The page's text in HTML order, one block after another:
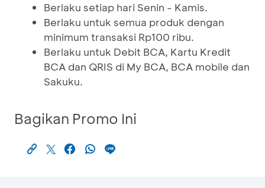
Berlaku setiap hari Senin - Kamis.
Berlaku untuk semua produk dengan
minimum transaksi Rp100 ribu.
Berlaku untuk Debit BCA, Kartu Kredit
BCA dan QRIS di My BCA, BCA mobile dan
Sakuku.
Bagikan Promo Ini